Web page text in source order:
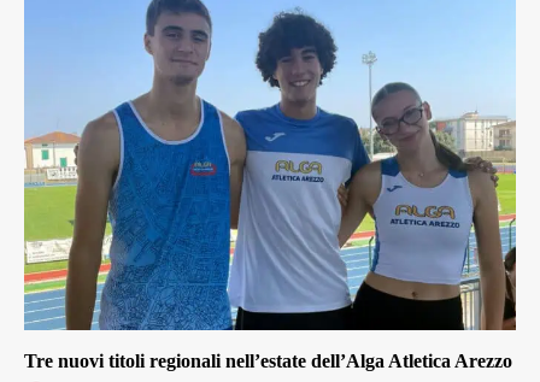
Tre nuovi titoli regionali nell’estate dell’Alga Atletica Arezzo